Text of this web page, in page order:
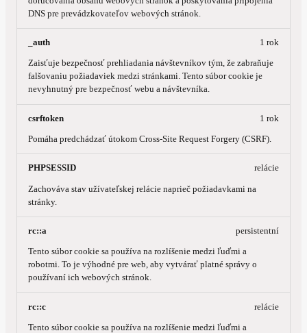
DNS pre prevádzkovateľov webových stránok.
_auth
Zaisťuje bezpečnosť prehliadania návštevníkov tým, že zabraňuje
falšovaniu požiadaviek medzi stránkami. Tento súbor cookie je
nevyhnutný pre bezpečnosť webu a návštevníka.
1 rok
csrftoken
Pomáha predchádzať útokom Cross-Site Request Forgery (CSRF).
1 rok
PHPSESSID
Zachováva stav užívateľskej relácie naprieč požiadavkami na
stránky.
relácie
rc::a
Tento súbor cookie sa používa na rozlíšenie medzi ľuďmi a
robotmi. To je výhodné pre web, aby vytvárať platné správy o
používaní ich webových stránok.
persistentní
rc::c
Tento súbor cookie sa používa na rozlíšenie medzi ľuďmi a
relácie